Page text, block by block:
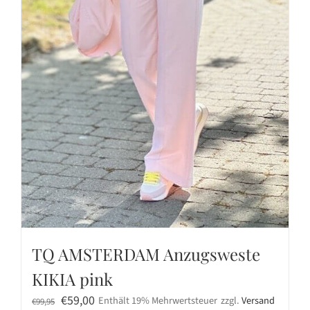
TQ AMSTERDAM Anzugsweste
KIKIA pink
€99,95 Ursprünglicher
€59,00Aktueller
Enthält 19% Mehrwertsteuer zzgl.Versand